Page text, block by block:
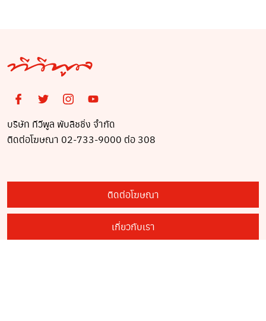
บริษัท ทีวีพูล พับลิชชิ่ง จำกัด
ติดต่อโฆษณา 02-733-9000 ต่อ 308
ติดต่อโฆษณา
เกี่ยวกับเรา